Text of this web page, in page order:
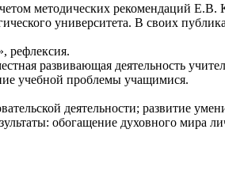
методических рекомендаций Е.В.
университета. В своих
рефлексия.
развивающая деятельность
учебной проблемы учащимися.
деятельности; развитие
обогащение духовного мира